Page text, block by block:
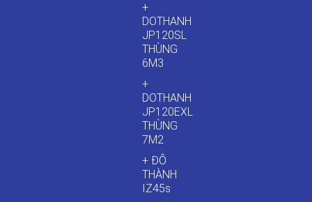
+
DOTHANH
JP120SL
THÙNG
6M3
+
DOTHANH
JP120EXL
THÙNG
7M2
+ ĐÔ
THÀNH
IZ45s